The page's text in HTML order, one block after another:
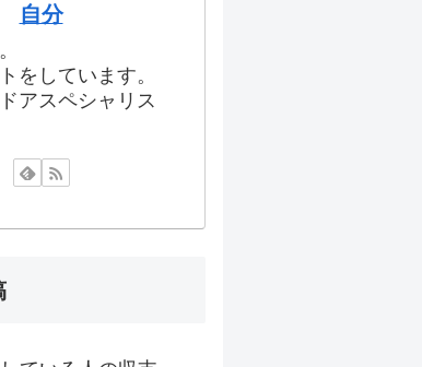
自分
をしています。
アスペシャリス